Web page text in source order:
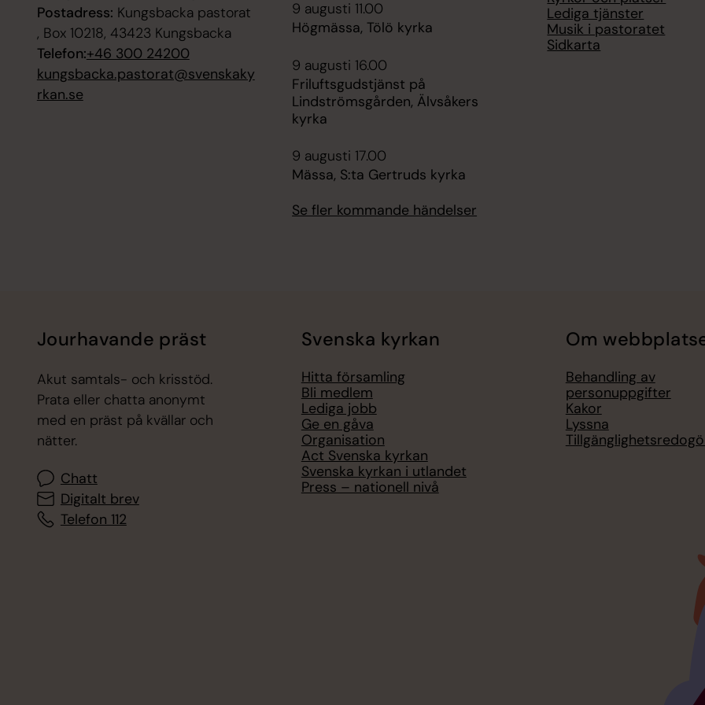
Postadress: Kungsbacka pastorat
, Box 10218, 43423 Kungsbacka
Telefon:+46 300 24200
kungsbacka.pastorat@svenskaky
rkan.se
9 augusti 11.00
Högmässa, Tölö kyrka
9 augusti 16.00
Friluftsgudstjänst på
Lindströmsgården, Älvsåkers
kyrka
9 augusti 17.00
Mässa, S:ta Gertruds kyrka
Se fler kommande händelser
Lediga tjänster
Musik i pastoratet
Sidkarta
Jourhavande präst
Akut samtals- och krisstöd.
Prata eller chatta anonymt
med en präst på kvällar och
nätter.
Chatt
Digitalt brev
Telefon 112
Svenska kyrkan
Hitta församling
Bli medlem
Lediga jobb
Ge en gåva
Organisation
Act Svenska kyrkan
Svenska kyrkan i utlandet
Press – nationell nivå
Om
Behandling av
personuppgifter
Kakor
Lyssna